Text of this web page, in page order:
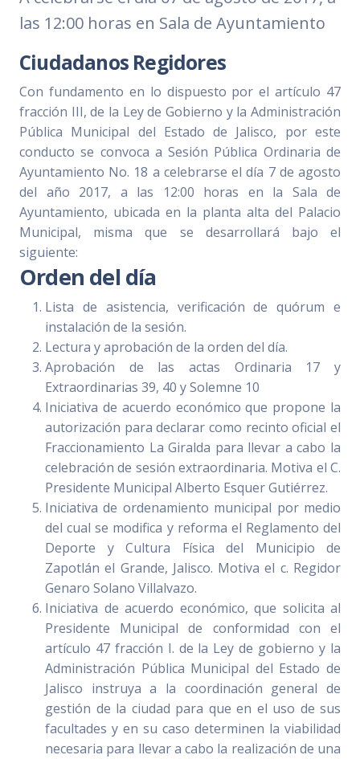
las 12:00 horas en Sala de Ayuntamiento
Ciudadanos Regidores
Con fundamento en lo dispuesto por el artículo 47
fracción III, de la Ley de Gobierno y la Administración
Pública Municipal del Estado de Jalisco, por este
conducto se convoca a Sesión Pública Ordinaria de
Ayuntamiento No. 18 a celebrarse el día 7 de agosto
del año 2017, a las 12:00 horas en la Sala de
Ayuntamiento, ubicada en la planta alta del Palacio
Municipal, misma que se desarrollará bajo el
siguiente:
Orden del día
Lista de asistencia, verificación de quórum e
instalación de la sesión.
Lectura y aprobación de la orden del día.
Aprobación de las actas Ordinaria 17 y
Extraordinarias 39, 40 y Solemne 10
Iniciativa de acuerdo económico que propone la
autorización para declarar como recinto oficial el
Fraccionamiento La Giralda para llevar a cabo la
celebración de sesión extraordinaria. Motiva el C.
Presidente Municipal Alberto Esquer Gutiérrez.
Iniciativa de ordenamiento municipal por medio
del cual se modifica y reforma el Reglamento del
Deporte y Cultura Física del Municipio de
Zapotlán el Grande, Jalisco. Motiva el c. Regidor
Genaro Solano Villalvazo.
Iniciativa de acuerdo económico, que solicita al
Presidente Municipal de conformidad con el
artículo 47 fracción I. de la Ley de gobierno y la
Administración Pública Municipal del Estado de
Jalisco instruya a la coordinación general de
gestión de la ciudad para que en el uso de sus
facultades y en su caso determinen la viabilidad
necesaria para llevar a cabo la realización de una